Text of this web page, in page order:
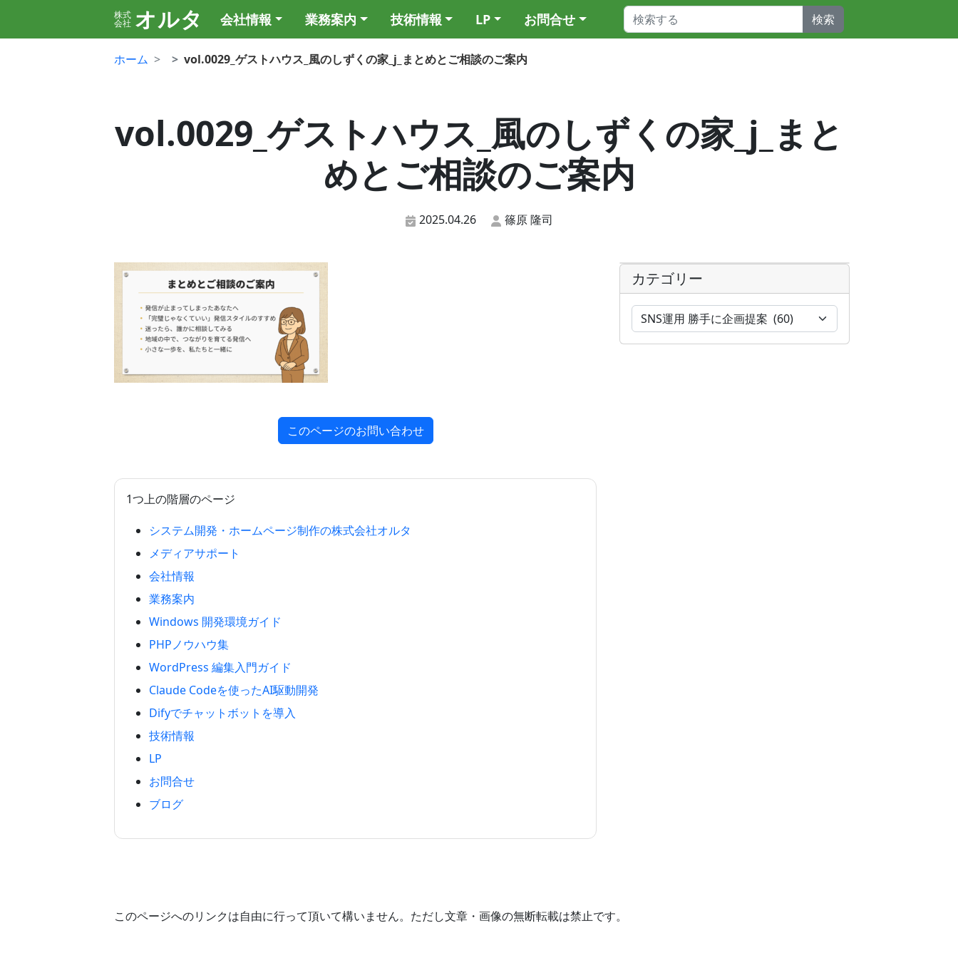
株式
会社 オルタ 会社情報 業務案内 技術情報 LP お問合せ 検索
ホーム vol.0029_ゲストハウス_風のしずくの家_j_まとめとご相談のご案内
vol.0029_ゲストハウス_風のしずくの家_j_まと
めとご相談のご案内
2025.04.26 篠原 隆司
このページのお問い合わせ
1つ上の階層のページ
システム開発・ホームページ制作の株式会社オルタ
メディアサポート
会社情報
業務案内
Windows 開発環境ガイド
PHPノウハウ集
WordPress 編集入門ガイド
Claude Codeを使ったAI駆動開発
Difyでチャットボットを導入
技術情報
LP
お問合せ
ブログ
カテゴリー
このページへのリンクは自由に行って頂いて構いません。ただし文章・画像の無断転載は禁止です。